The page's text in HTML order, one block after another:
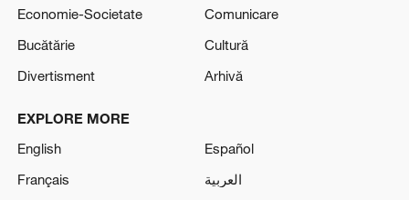
Economie-Societate
Comunicare
Bucătărie
Cultură
Divertisment
Arhivă
EXPLORE MORE
English
Español
Français
العربية